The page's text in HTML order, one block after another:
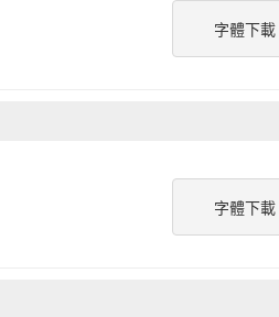
字體下載
字體下載